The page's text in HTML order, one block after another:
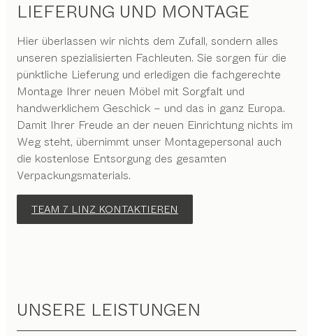
LIEFERUNG UND MONTAGE
Hier überlassen wir nichts dem Zufall, sondern alles
unseren spezialisierten Fachleuten. Sie sorgen für die
pünktliche Lieferung und erledigen die fachgerechte
Montage Ihrer neuen Möbel mit Sorgfalt und
handwerklichem Geschick – und das in ganz Europa.
Damit Ihrer Freude an der neuen Einrichtung nichts im
Weg steht, übernimmt unser Montagepersonal auch
die kostenlose Entsorgung des gesamten
Verpackungsmaterials.
TEAM 7 LINZ KONTAKTIEREN
UNSERE LEISTUNGEN